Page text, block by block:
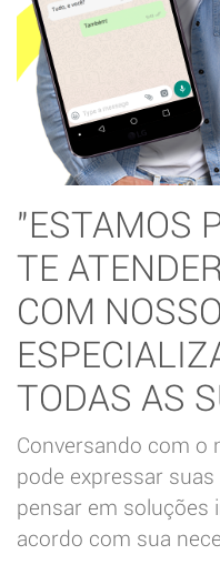
"ESTAMOS
TE
COM
TODAS AS
Conversando com o
pode expressar
pensar em soluções
acordo com sua